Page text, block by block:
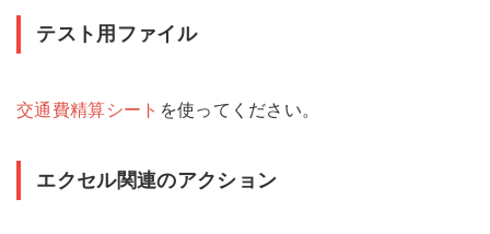
テスト用ファイル
交通費精算シート を使ってください。
エクセル関連のアクション